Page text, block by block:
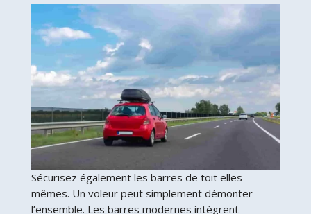
Sécurisez également les barres de toit elles-
mêmes. Un voleur peut simplement démonter
l’ensemble. Les barres modernes intègrent